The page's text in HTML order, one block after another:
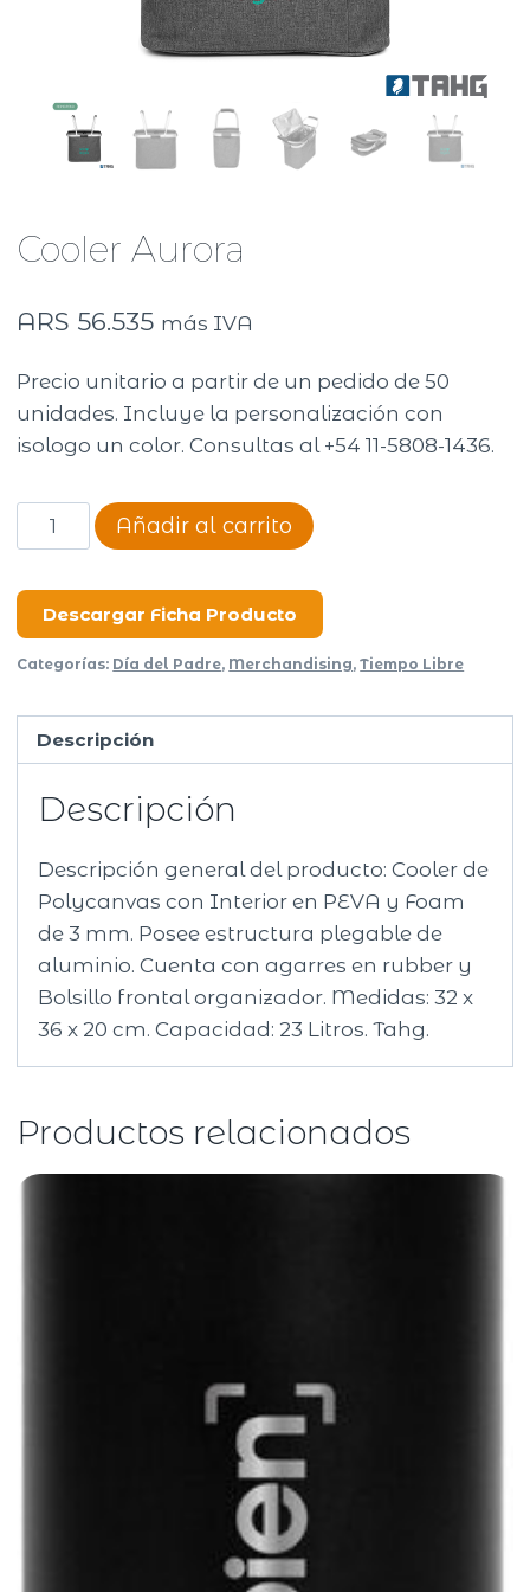
Cooler Aurora
ARS 56.535 más IVA
Precio unitario a partir de un pedido de 50
unidades. Incluye la personalización con
isologo un color. Consultas al +54 11-5808-1436.
Cooler
Aurora
Añadir al carrito
Descargar Ficha Producto
Categorías: Día del Padre, Merchandising,Tiempo Libre
Descripción
Descripción
Descripción general del producto: Cooler de
Polycanvas con Interior en PEVA y Foam
de 3 mm. Posee estructura plegable de
aluminio. Cuenta con agarres en rubber y
Bolsillo frontal organizador. Medidas: 32 x
36 x 20 cm. Capacidad: 23 Litros. Tahg.
Productos relacionados